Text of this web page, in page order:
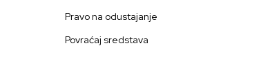
Pravo na odustajanje
Povraćaj sredstava